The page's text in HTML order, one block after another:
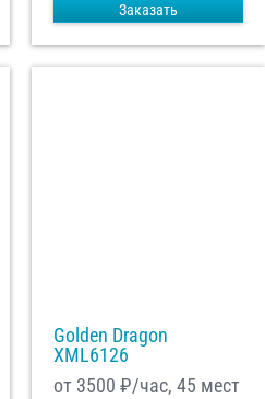
Заказать
Golden Dragon
XML6126
от 3500 ₽/час, 45 мест